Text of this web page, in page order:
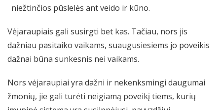
niežtinčios pūslelės ant veido ir kūno.
Vėjaraupiais gali susirgti bet kas. Tačiau, nors jis
dažniau pasitaiko vaikams, suaugusiesiems jo poveikis
dažnai būna sunkesnis nei vaikams.
Nors vėjaraupiai yra dažni ir nekenksmingi daugumai
žmonių, jie gali turėti neigiamą poveikį tiems, kurių